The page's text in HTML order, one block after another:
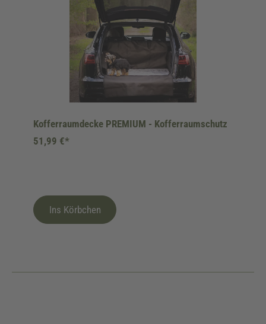
Kofferraumdecke PREMIUM - Kofferraumschutz
51,99 €*
Ins Körbchen